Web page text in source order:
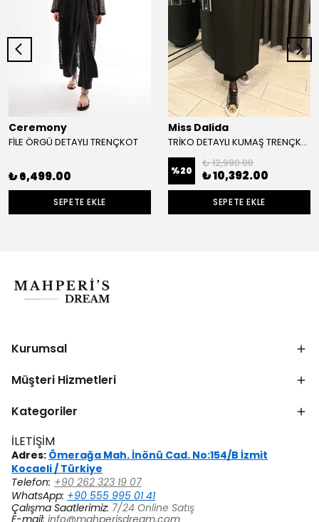
Ceremony
FİLE ÖRGÜ DETAYLI TRENÇKOT
₺ 6,499.00
SEPETE EKLE
Miss Dalida
TRİKO DETAYLI KUMAŞ TRENÇKOT
%20
₺ 12,990.00
₺ 10,392.00
SEPETE EKLE
Kurumsal
Müşteri Hizmetleri
Kategoriler
İLETİŞİM
Adres: Ömerağa Mah. İnönü Cad. No:154/B İzmit
Kocaeli / Türkiye
Telefon: +90 262 323 19 07
WhatsApp: +90 555 995 01 41
Çalışma Saatlerimiz: 7/24 Online Satış
E-mail: info@mahperisdream.com